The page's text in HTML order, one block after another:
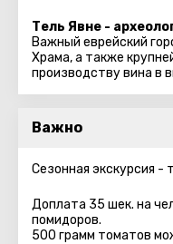
Тель Явне -
Важный еврейский
Храма, а также
производству вина в
Важно
Сезонная экскурсия -
Доплата 35 шек. на
помидоров.
500 грамм томатов